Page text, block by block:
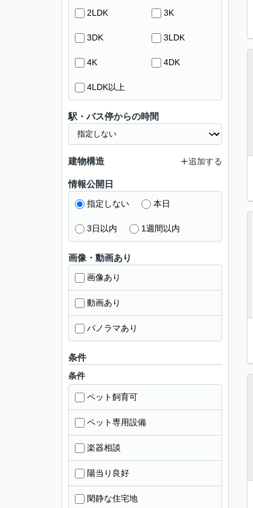
2LDK 3K
3DK 3LDK
4K 4DK
4LDK以上
駅・バス停からの時間
建物構造 追加する
情報公開日
指定しない 本日
3日以内 1週間以内
画像・動画あり
画像あり
動画あり
パノラマあり
条件
条件
ペット飼育可
ペット専用設備
楽器相談
陽当り良好
閑静な住宅地